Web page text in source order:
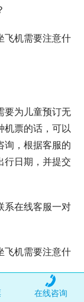
为儿童预订无
机票的话，可以
询，根据客服的
行日期，并提交
在线客服一对
在线咨询